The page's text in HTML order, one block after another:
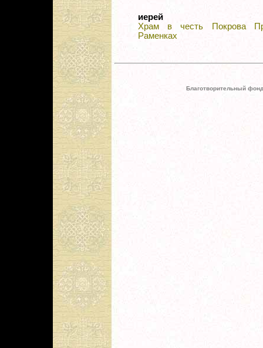
иерей
Храм в честь Покрова
Раменках
Благотворительный